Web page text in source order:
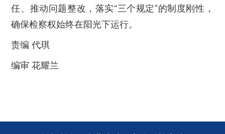
任、推动问题整改，落实“三个规定”的制度刚性，
确保检察权始终在阳光下运行。
责编 代琪
编审 花耀兰